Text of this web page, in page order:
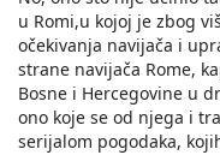
u Romi,u kojoj je zbog
očekivanja navijača i
strane navijača Rome,
Bosne i Hercegovine u
ono koje se od njega i
serijalom pogodaka,